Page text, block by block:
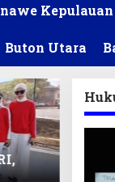
Kepulauan
Buton Utara